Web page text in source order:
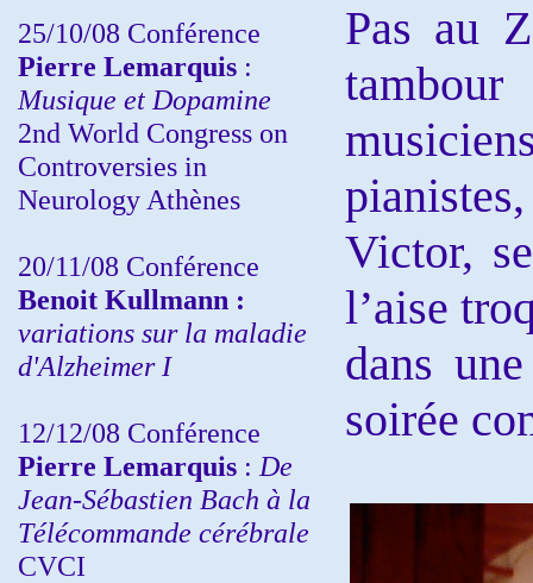
25/10/08 Conférence
Pierre Lemarquis :
Musique et Dopamine
2nd World Congress on
Controversies in
Neurology Athènes
20/11/08 Conférence
Benoit Kullmann :
variations sur la maladie
d'Alzheimer I
12/12/08 Conférence
Pierre Lemarquis : De
Jean-Sébastien Bach à la
Télécommande cérébrale
CVCI
Pas au
Victor,
l’aise
dans
soirée